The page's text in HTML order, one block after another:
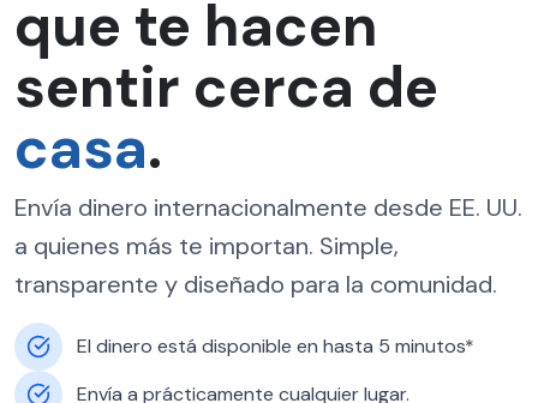
que te hacen
sentir cerca de
casa.
Envía dinero internacionalmente desde EE. UU.
a quienes más te importan. Simple,
transparente y diseñado para la comunidad.
El dinero está disponible en hasta 5 minutos*
Envía a prácticamente cualquier lugar.